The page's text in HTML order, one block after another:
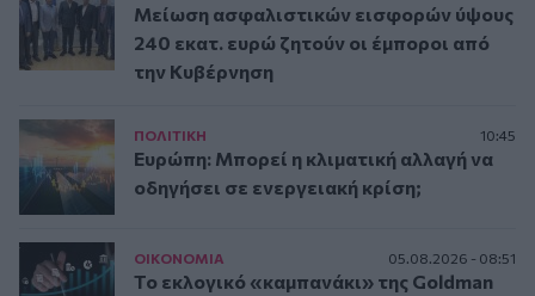
Μείωση ασφαλιστικών εισφορών ύψους
240 εκατ. ευρώ ζητούν οι έμποροι από
την Κυβέρνηση
ΠΟΛΙΤΙΚΗ 10:45
Ευρώπη: Μπορεί η κλιματική αλλαγή να
οδηγήσει σε ενεργειακή κρίση;
ΟΙΚΟΝΟΜΙΑ 05.08.2026 - 08:51
Το εκλογικό «καμπανάκι» της Goldman